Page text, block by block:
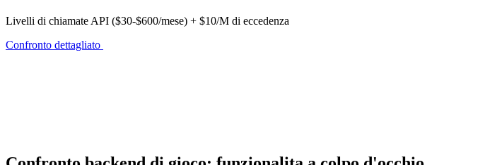
Livelli di chiamate API ($30-$600/mese) + $10/M di eccedenza
Confronto dettagliato